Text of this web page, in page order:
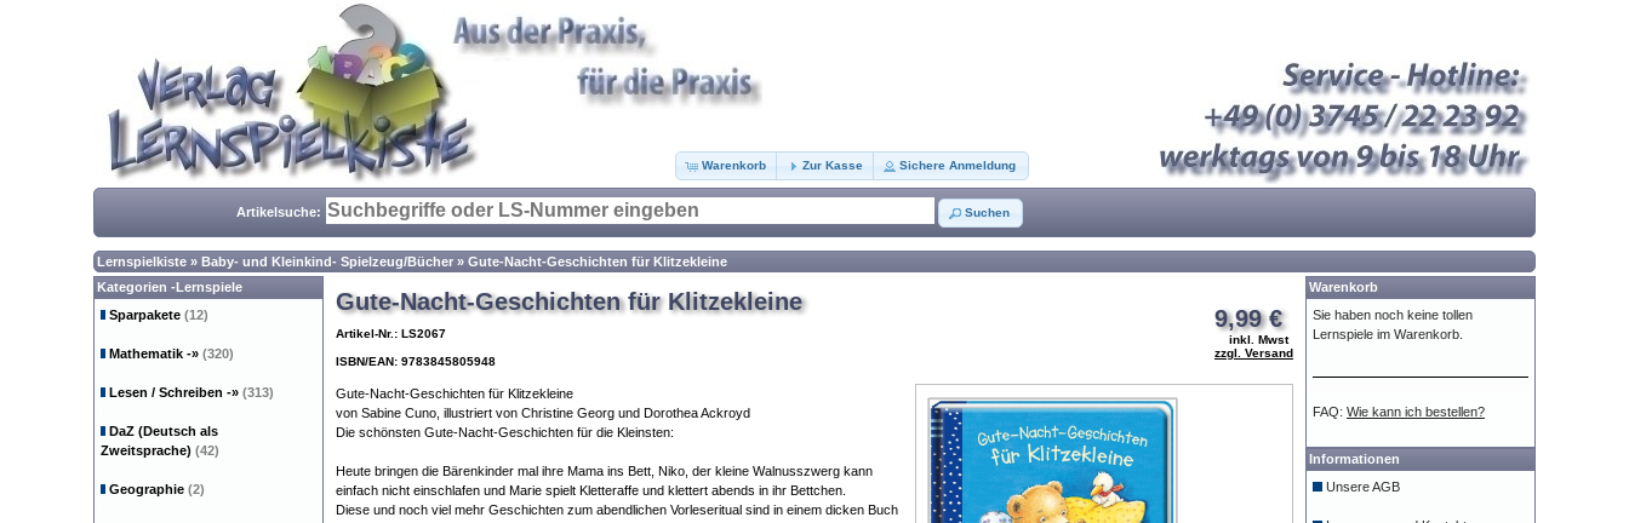
Warenkorb Zur Kasse Sichere Anmeldung
Artikelsuche: Suchen
Lernspielkiste » Baby- und Kleinkind- Spielzeug/Bücher » Gute-Nacht-Geschichten für Klitzekleine
9,99 €
inkl. Mwst
zzgl. Versand
Gute-Nacht-Geschichten für Klitzekleine
Artikel-Nr.: LS2067
ISBN/EAN: 9783845805948
Gute-Nacht-Geschichten für Klitzekleine
von Sabine Cuno, illustriert von Christine Georg und Dorothea Ackroyd
Die schönsten Gute-Nacht-Geschichten für die Kleinsten:
Heute bringen die Bärenkinder mal ihre Mama ins Bett, Niko, der kleine Walnusszwerg kann
einfach nicht einschlafen und Marie spielt Kletteraffe und klettert abends in ihr Bettchen.
Diese und noch viel mehr Geschichten zum abendlichen Vorleseritual sind in einem dicken Buch
Kategorien -Lernspiele
Sparpakete (12)
Mathematik -» (320)
Lesen / Schreiben -» (313)
DaZ (Deutsch als
Zweitsprache) (42)
Geographie (2)
Warenkorb
Sie haben noch keine tollen
Lernspiele im Warenkorb.
FAQ: Wie kann ich bestellen?
Informationen
Unsere AGB